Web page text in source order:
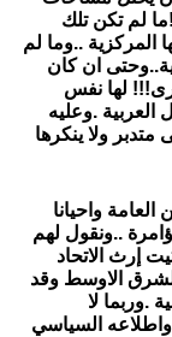
لم تكن تلك
المركزية ..وما لم
ان كان
لها نفس
العربية .وعليه
ولا ينكرها
واحيانا
..ونقول لهم
إرث الاتحاد
الاوسط وقد
.وربما لا
واطلاعه السياسي